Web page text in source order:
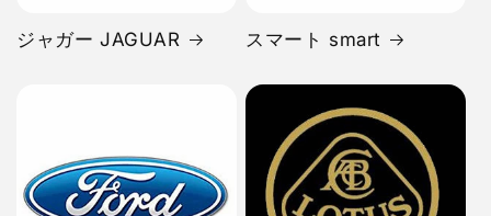
ジャガー JAGUAR スマート smart